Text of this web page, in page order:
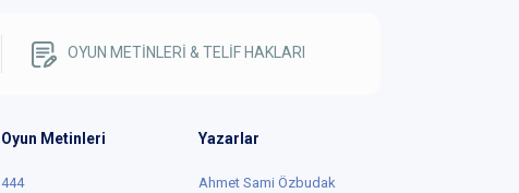
OYUN METİNLERİ & TELİF HAKLARI
Oyun Metinleri
444
Yazarlar
Ahmet Sami Özbudak